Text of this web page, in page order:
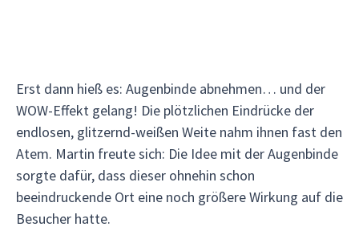
Erst dann hieß es: Augenbinde abnehmen… und der
WOW-Effekt gelang! Die plötzlichen Eindrücke der
endlosen, glitzernd-weißen Weite nahm ihnen fast den
Atem. Martin freute sich: Die Idee mit der Augenbinde
sorgte dafür, dass dieser ohnehin schon
beeindruckende Ort eine noch größere Wirkung auf die
Besucher hatte.